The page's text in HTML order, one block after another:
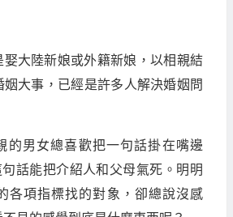
娶大陸新娘或外籍新娘，以相親結
大事，已經是許多人解決婚姻問
的男女總喜歡把一句話掛在嘴邊
話能把介紹人和父母氣死。明明
各項指標找的對象，卻總說沒感